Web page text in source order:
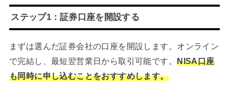
ステップ1：証券口座を開設する
まずは選んだ証券会社の口座を開設します。オンライン
で完結し、最短翌営業日から取引可能です。NISA口座
も同時に申し込むことをおすすめします。